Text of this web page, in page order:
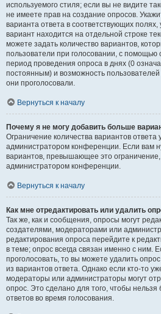
используемого стиля; если вы не видите
не имеете прав на создание опросов.
варианта ответа в соответствующих
вариант находится на отдельной строке
можете задать количество вариантов,
пользователи при голосовании, с помощью
период проведения опроса в днях (0
постоянным) и возможность
они проголосовали.
Вернуться к началу
Почему я не могу добавить больше
Ограничение количества вариантов ответа
администратором конференции. Если вам
вариантов, превышающее это ограничение,
администратором конференции.
Вернуться к началу
Как мне отредактировать или удалить
Так же, как и сообщения, опросы могут
создателями, модераторами или
редактирования опроса перейдите к
в теме; опрос всегда связан именно с ним.
проголосовать, то вы можете удалить
из вариантов ответа. Однако если кто-то
модераторы или администраторы могут
опрос. Это сделано для того, чтобы
ответов во время голосования.